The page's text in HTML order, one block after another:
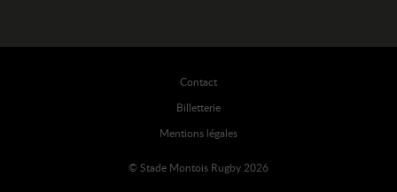
Contact
Billetterie
Mentions légales
© Stade Montois Rugby 2026